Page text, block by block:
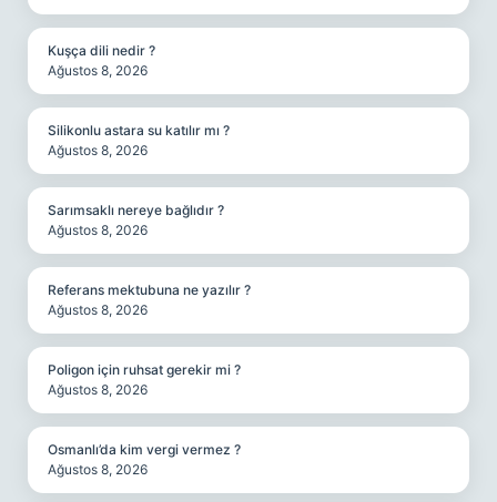
Kuşça dili nedir ?
Ağustos 8, 2026
Silikonlu astara su katılır mı ?
Ağustos 8, 2026
Sarımsaklı nereye bağlıdır ?
Ağustos 8, 2026
Referans mektubuna ne yazılır ?
Ağustos 8, 2026
Poligon için ruhsat gerekir mi ?
Ağustos 8, 2026
Osmanlı’da kim vergi vermez ?
Ağustos 8, 2026